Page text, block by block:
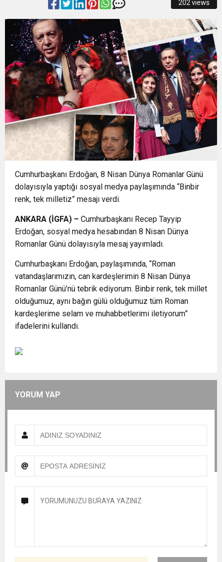
BÜYÜKORHAN’DA ŞENLİK COŞKUSU
12:17 “İzmir’de zeybek bilmeyen kalmasın” çağrısı
500 kişilik topluluğa dönüştü
0:37 SATRANÇTA BURSA BÜYÜKŞEHİR FARKI
202 views
Cumhurbaşkanı Erdoğan, 8 Nisan Dünya Romanlar Günü
dolayısıyla yaptığı sosyal medya paylaşımında “Binbir
renk, tek milletiz” mesajı verdi.
ANKARA (İGFA) – Cumhurbaşkanı Recep Tayyip
Erdoğan, sosyal medya hesabından 8 Nisan Dünya
Romanlar Günü dolayısıyla mesaj yayımladı.
Cumhurbaşkanı Erdoğan, paylaşımında, “Roman
vatandaşlarımızın, can kardeşlerimin 8 Nisan Dünya
Romanlar Günü’nü tebrik ediyorum. Binbir renk, tek millet
olduğumuz, aynı bağın gülü olduğumuz tüm Roman
kardeşlerime selam ve muhabbetlerimi iletiyorum”
ifadelerini kullandı.
YORUM YAP